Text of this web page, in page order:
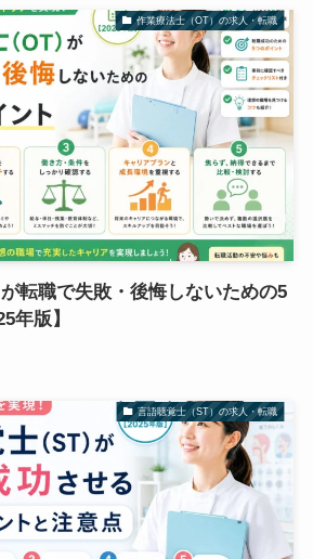
作業療法士（OT）の求人・転職
転職で失敗・後悔しないための5
年版】
言語聴覚士（ST）の求人・転職